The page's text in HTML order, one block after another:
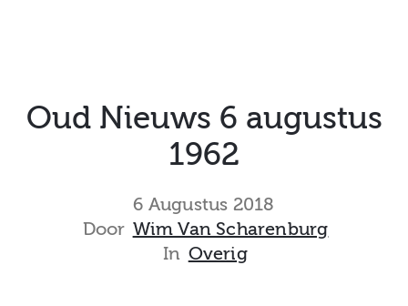
Oud Nieuws 6 augustus
1962
6 Augustus 2018
Door Wim Van Scharenburg
In Overig